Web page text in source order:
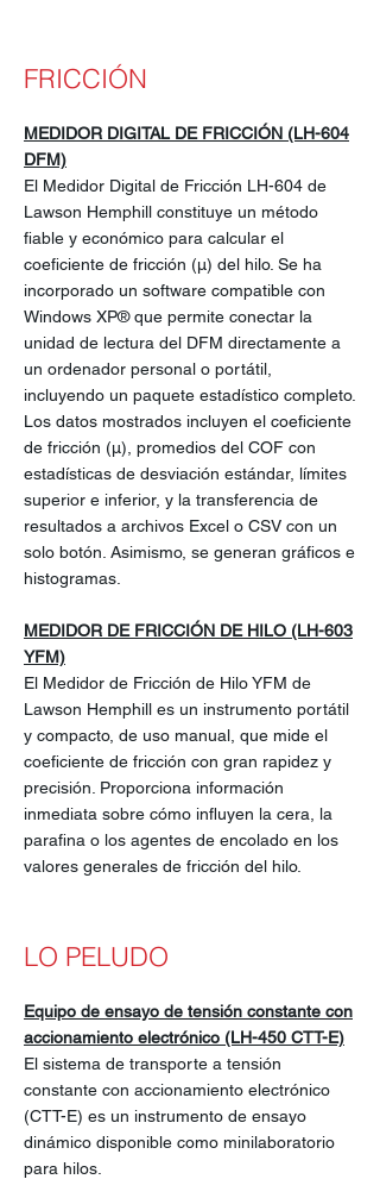
FRICCIÓN
MEDIDOR DIGITAL DE FRICCIÓN (LH-604
DFM)
El Medidor Digital de Fricción LH-604 de
Lawson Hemphill constituye un método
fiable y económico para calcular el
coeficiente de fricción (μ) del hilo. Se ha
incorporado un software compatible con
Windows XP® que permite conectar la
unidad de lectura del DFM directamente a
un ordenador personal o portátil,
incluyendo un paquete estadístico completo.
Los datos mostrados incluyen el coeficiente
de fricción (μ), promedios del COF con
estadísticas de desviación estándar, límites
superior e inferior, y la transferencia de
resultados a archivos Excel o CSV con un
solo botón. Asimismo, se generan gráficos e
histogramas.
MEDIDOR DE FRICCIÓN DE HILO (LH-603
YFM)
El Medidor de Fricción de Hilo YFM de
Lawson Hemphill es un instrumento portátil
y compacto, de uso manual, que mide el
coeficiente de fricción con gran rapidez y
precisión. Proporciona información
inmediata sobre cómo influyen la cera, la
parafina o los agentes de encolado en los
valores generales de fricción del hilo.
LO PELUDO
Equipo de ensayo de tensión constante con
accionamiento electrónico (LH-450 CTT-E)
El sistema de transporte a tensión
constante con accionamiento electrónico
(CTT-E) es un instrumento de ensayo
dinámico disponible como minilaboratorio
para hilos.